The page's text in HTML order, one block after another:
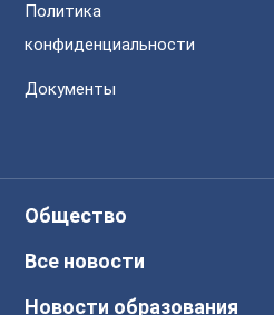
Политика
конфиденциальности
Документы
Общество
Все новости
Новости образования